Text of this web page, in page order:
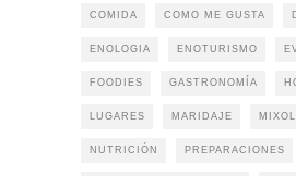
COMIDA COMO ME GUSTA
ENOLOGIA ENOTURISMO
FOODIES GASTRONOMÍA
LUGARES MARIDAJE
NUTRICIÓN PREPARACIONES